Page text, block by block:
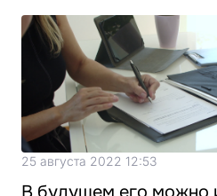
25 августа 2022 12:53